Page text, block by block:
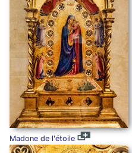
Madone de l'étoile